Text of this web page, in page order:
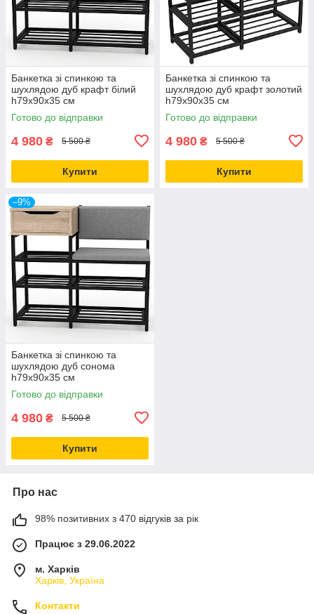
Банкетка зі спинкою та
шухлядою дуб крафт білий
h79х90х35 см
Готово до відправки
4 980 ₴ 5 500 ₴
Купити
Банкетка зі спинкою та
шухлядою дуб крафт золотий
h79х90х35 см
Готово до відправки
4 980 ₴ 5 500 ₴
Купити
–9%
Банкетка зі спинкою та
шухлядою дуб сонома
h79х90х35 см
Готово до відправки
4 980 ₴ 5 500 ₴
Купити
Про нас
98% позитивних з 470 відгуків за рік
Працює з 29.06.2022
м. Харків
Харків, Україна
Контакти